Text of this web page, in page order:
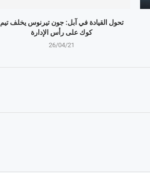
تحول القيادة في آبل: جون تيرنوس يخلف تيم
كوك على رأس الإدارة
26/04/21